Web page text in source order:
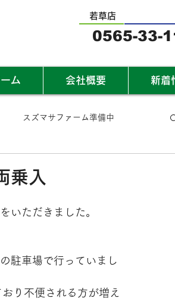
若草店
0565-33-
ム 会社概要 新着
スズマサファーム準備中
乗入
いただきました。
駐車場で行っていまし
り不便される方が増え